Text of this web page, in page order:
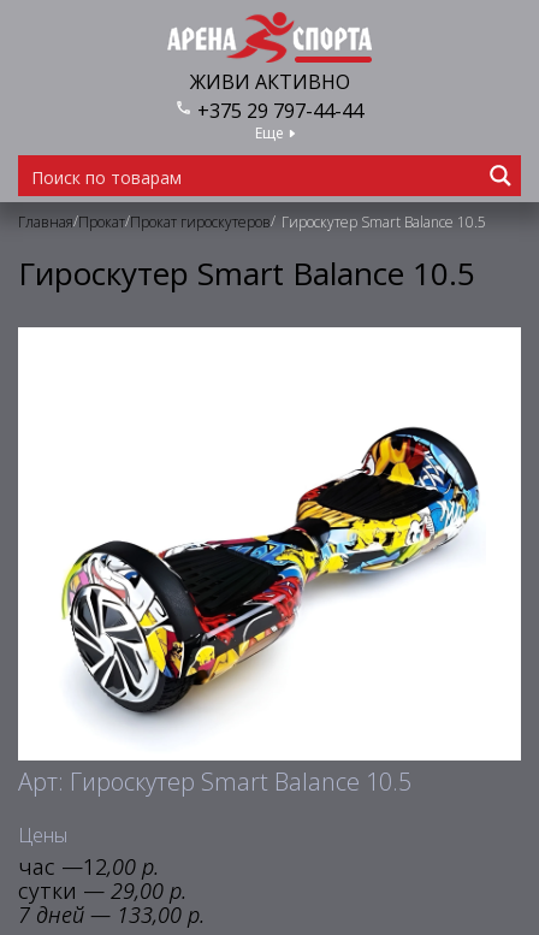
ЖИВИ АКТИВНО
+375 29 797-44-44
Еще
Главная/Прокат/Прокат гироскутеров/ Гироскутер Smart Balance 10.5
Гироскутер Smart Balance 10.5
Арт: Гироскутер Smart Balance 10.5
Цены
час —12,00 р.
сутки — 29,00 р.
7 дней — 133,00 р.